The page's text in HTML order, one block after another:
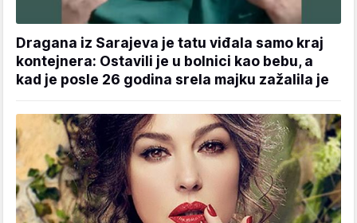
Dragana iz Sarajeva je tatu viđala samo kraj
kontejnera: Ostavili je u bolnici kao bebu, a
kad je posle 26 godina srela majku zažalila je